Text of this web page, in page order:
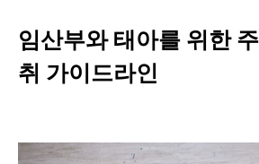
임산부와 태아를 위한
취 가이드라인